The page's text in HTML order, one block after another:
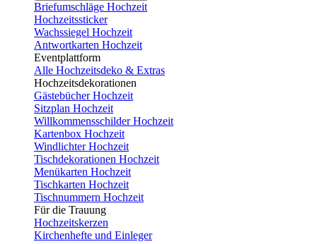
Briefumschläge Hochzeit
Hochzeitssticker
Wachssiegel Hochzeit
Antwortkarten Hochzeit
Eventplattform
Alle Hochzeitsdeko & Extras
Hochzeitsdekorationen
Gästebücher Hochzeit
Sitzplan Hochzeit
Willkommensschilder Hochzeit
Kartenbox Hochzeit
Windlichter Hochzeit
Tischdekorationen Hochzeit
Menükarten Hochzeit
Tischkarten Hochzeit
Tischnummern Hochzeit
Für die Trauung
Hochzeitskerzen
Kirchenhefte und Einleger